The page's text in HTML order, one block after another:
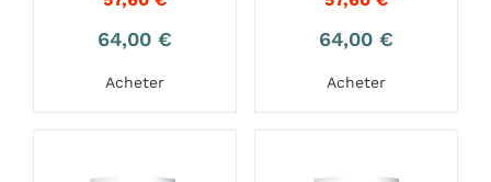
64,00 €
Acheter
64,00 €
Acheter